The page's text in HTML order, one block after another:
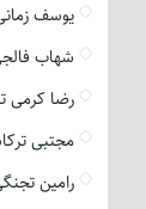
یوسف
شهاب
رضا کرمی
مجتبی
رامین